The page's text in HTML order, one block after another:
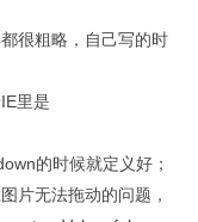
很粗略，自己写的时
里是
的时候就定义好；
片无法拖动的问题，